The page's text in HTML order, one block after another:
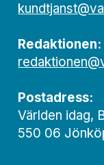
Redaktionen:
Postadress:
Världen idag,
550 06